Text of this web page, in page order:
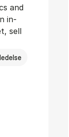
and
in-
sell
and Ser­vice